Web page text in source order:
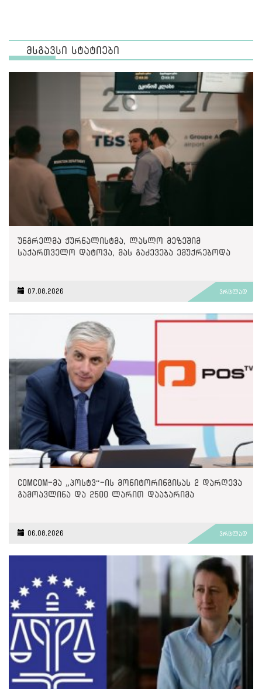
მსგავსი სტატიები
უნგრელმა ჟურნალისტმა, ლასლო მეზეშიმ
საქართველო დატოვა, მას გაძევება ემუქრებოდა
07.08.2026 ვრცლად
ComCom-მა „პოსტვ“-ის მონიტორინგისას 2 დარღევა
გამოავლინა და 2500 ლარით დააჯარიმა
06.08.2026 ვრცლად